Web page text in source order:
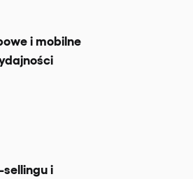
i mobilne
sellingu i